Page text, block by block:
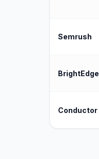
Semrush
BrightEdge
Conductor